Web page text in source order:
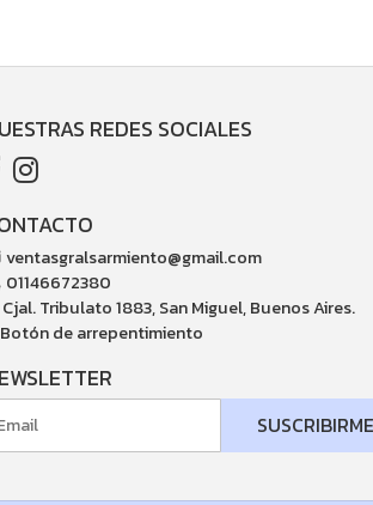
REDES SOCIALES
ventasgralsarmiento@gmail.com
01146672380
Cjal. Tribulato 1883, San Miguel, Buenos Aires.
Botón de arrepentimiento
SUSCRIBIRME